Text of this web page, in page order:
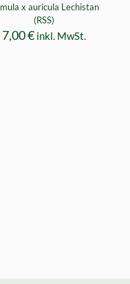
x auricula Lechistan
(RSS)
7,00€ inkl. MwSt.